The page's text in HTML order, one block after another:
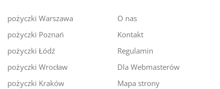
pożyczki Warszawa
pożyczki Poznań
pożyczki Łódź
pożyczki Wrocław
pożyczki Kraków
O nas
Kontakt
Regulamin
Dla Webmasterów
Mapa strony